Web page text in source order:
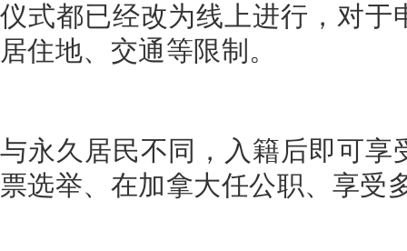
仪式都已经改为线上进行，对
居住地、交通等限制。
与永久居民不同，入籍后即可
票选举、在加拿大任公职、享受